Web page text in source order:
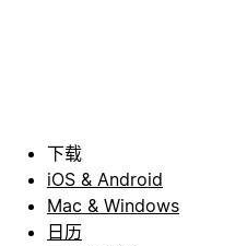
下载
iOS & Android
Mac & Windows
日历